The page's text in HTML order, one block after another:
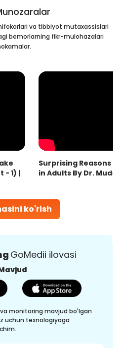
ko'rish
va tibbiyot mutaxassislari
bemorlarning fikr-mulohazalari
- 1) |
Surprising Reasons
in Adults By Dr.
GoMedii ilovasi
monitoring mavjud bo'lgan
uchun texnologiyaga